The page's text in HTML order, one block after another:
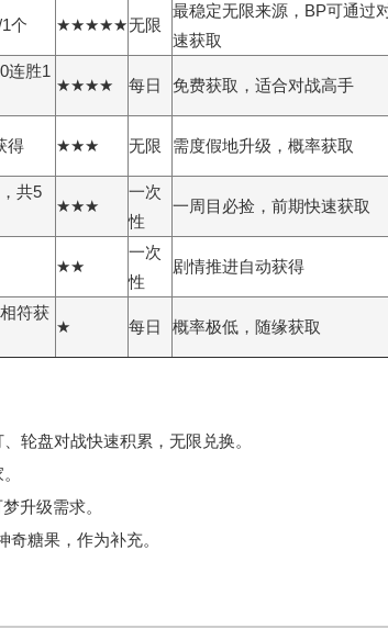
个 ★★★★★无限
最稳定无限来源，BP可通过
速获取
连胜1
★★★★ 每日 免费获取，适合对战高手
得 ★★★ 无限 需度假地升级，概率获取
共5
★★★
一次
性
一周目必捡，前期快速获取
★★
一次
性
剧情推进自动获得
符获
★ 每日 概率极低，随缘获取
轮盘对战快速积累，无限兑换。
升级需求。
糖果，作为补充。